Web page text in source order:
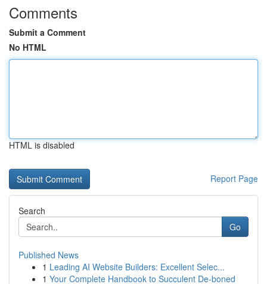
Comments
Submit a Comment
No HTML
HTML is disabled
Report Page
Search
Go
Published News
1 Leading AI Website Builders: Excellent Selec...
1 Your Complete Handbook to Succulent De-boned